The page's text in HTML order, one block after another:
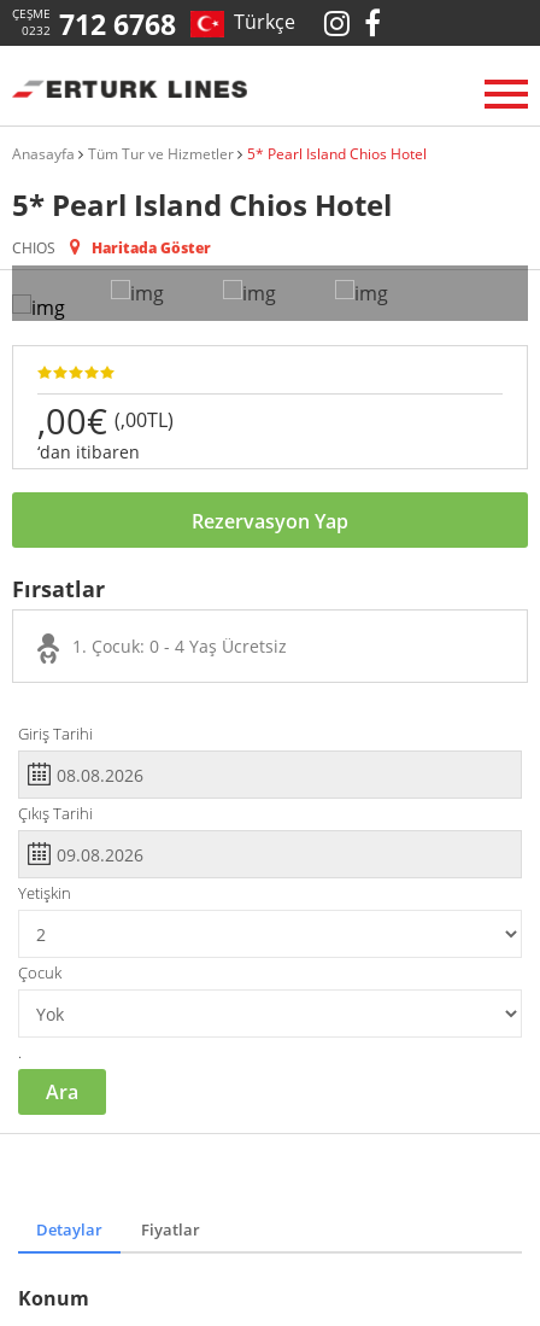
ÇEŞME
0232 712 6768 Türkçe
Anasayfa Tüm Tur ve Hizmetler 5* Pearl Island Chios Hotel
5* Pearl Island Chios Hotel
CHIOS Haritada Göster
,00€ (,00TL)
‘dan itibaren
Rezervasyon Yap
Fırsatlar
1. Çocuk: 0 - 4 Yaş Ücretsiz
Giriş Tarihi
Çıkış Tarihi
Yetişkin
Çocuk
.
Ara
Detaylar Fiyatlar
Konum